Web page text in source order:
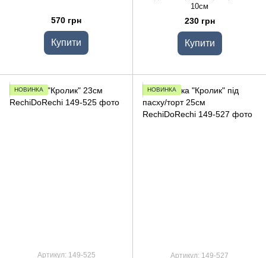
570 грн
Купити
10см
230 грн
Купити
НОВИНКА
Артикул: 149-525
НОВИНКА
Артикул: 149-527